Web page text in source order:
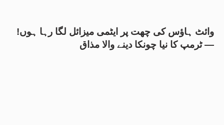
وائٹ ہاؤس کی چھت پر ایٹمی میزائل لگا رہا ہوں!
— ٹرمپ کا نیا چونکا دینے والا مذاق